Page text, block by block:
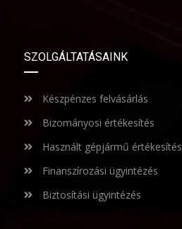
SZOLGÁLTATÁSAINK
Készpénzes felvásárlás
Bizományosi értékesítés
Használt gépjármű értékesítés
Finanszírozási ügyintézés
Biztosítási ügyintézés